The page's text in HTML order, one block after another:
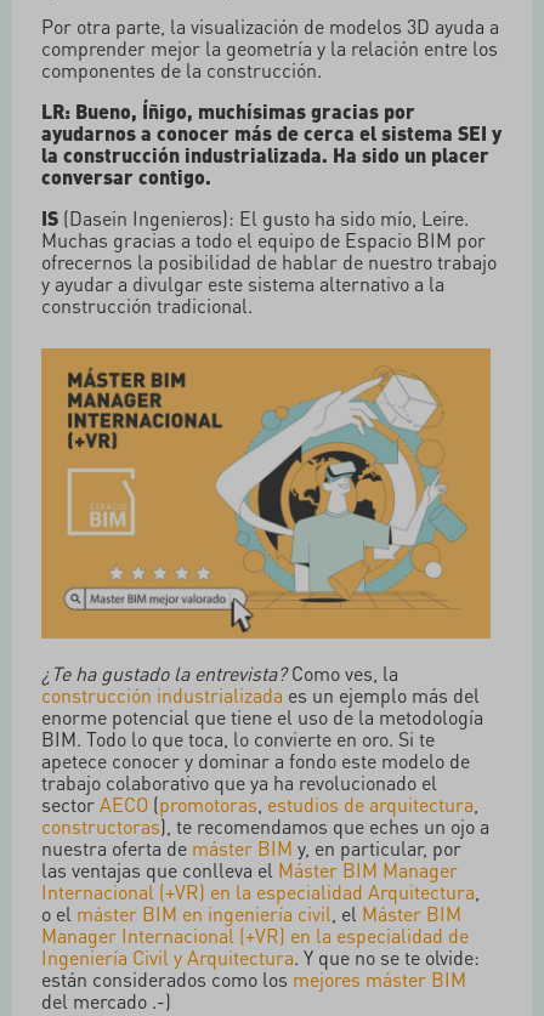
Por otra parte, la visualización de modelos 3D ayuda a
comprender mejor la geometría y la relación entre los
componentes de la construcción.
LR: Bueno, Íñigo, muchísimas gracias por
ayudarnos a conocer más de cerca el sistema SEI y
la construcción industrializada. Ha sido un placer
conversar contigo.
IS (Dasein Ingenieros): El gusto ha sido mío, Leire.
Muchas gracias a todo el equipo de Espacio BIM por
ofrecernos la posibilidad de hablar de nuestro trabajo
y ayudar a divulgar este sistema alternativo a la
construcción tradicional.
¿Te ha gustado la entrevista?Como ves, la
construcción industrializada es un ejemplo más del
enorme potencial que tiene el uso de la metodología
BIM. Todo lo que toca, lo convierte en oro. Si te
apetece conocer y dominar a fondo este modelo de
trabajo colaborativo que ya ha revolucionado el
sectorAECO (promotoras, estudios de arquitectura,
constructoras), te recomendamos que eches un ojo a
nuestra oferta de máster BIM y, en particular, por
las ventajas que conlleva el Máster BIM Manager
Internacional (+VR) en la especialidad Arquitectura,
o el máster BIM en ingeniería civil, el Máster BIM
Manager Internacional (+VR) en la especialidad de
Ingeniería Civil y Arquitectura. Y que no se te olvide:
están considerados como los mejores máster BIM
del mercado .-)